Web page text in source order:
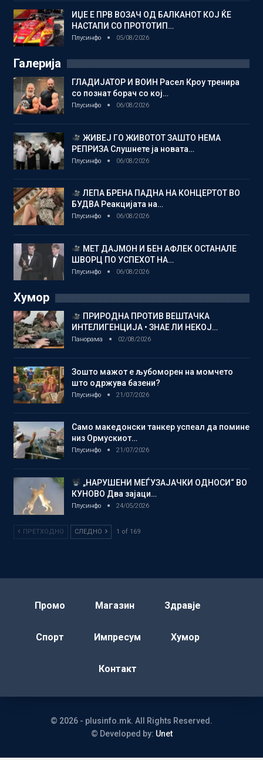
ИЏЕ Е ПРВ ВОЗАЧ ОД БАЛКАНОТ КОЈ ЌЕ
НАСТАПИ СО ПРОТОТИП…
Плусинфо 05/08/2026
Галерија
ГЛАДИЈАТОР И ВОИН Расел Кроу тренира
со познат борач со кој…
Плусинфо 06/08/2026
ЖИВЕЈ ГО ЖИВОТОТ ЗАШТО НЕМА
РЕПРИЗА Слушнете ја новата…
Плусинфо 06/08/2026
ЛЕПА БРЕНА ПАДНА НА КОНЦЕРТОТ ВО
БУДВА Реакцијата на…
Плусинфо 06/08/2026
МЕТ ДАЈМОН И БЕН АФЛЕК ОСТАНАЛЕ
ШВОРЦ ПО УСПЕХОТ НА…
Плусинфо 06/08/2026
Хумор
ПРИРОДНА ПРОТИВ ВЕШТАЧКА
ИНТЕЛИГЕНЦИЈА • ЗНАЕ ЛИ НЕКОЈ…
Панорама 02/08/2026
Зошто мажот е љубоморен на момчето
што одржува базени?
Плусинфо 21/07/2026
Само македонски танкер успеал да помине
низ Ормускиот…
Плусинфо 21/07/2026
„НАРУШЕНИ МЕЃУЗАЈАЧКИ ОДНОСИ“ ВО
КУНОВО Два зајаци…
Плусинфо 24/05/2026
ПРЕТХОДНО СЛЕДНО 1 of 169
Промо Магазин Здравје
Спорт Импресум Хумор
Контакт
© 2026 - plusinfo.mk. All Rights Reserved.
© Developed by: Unet